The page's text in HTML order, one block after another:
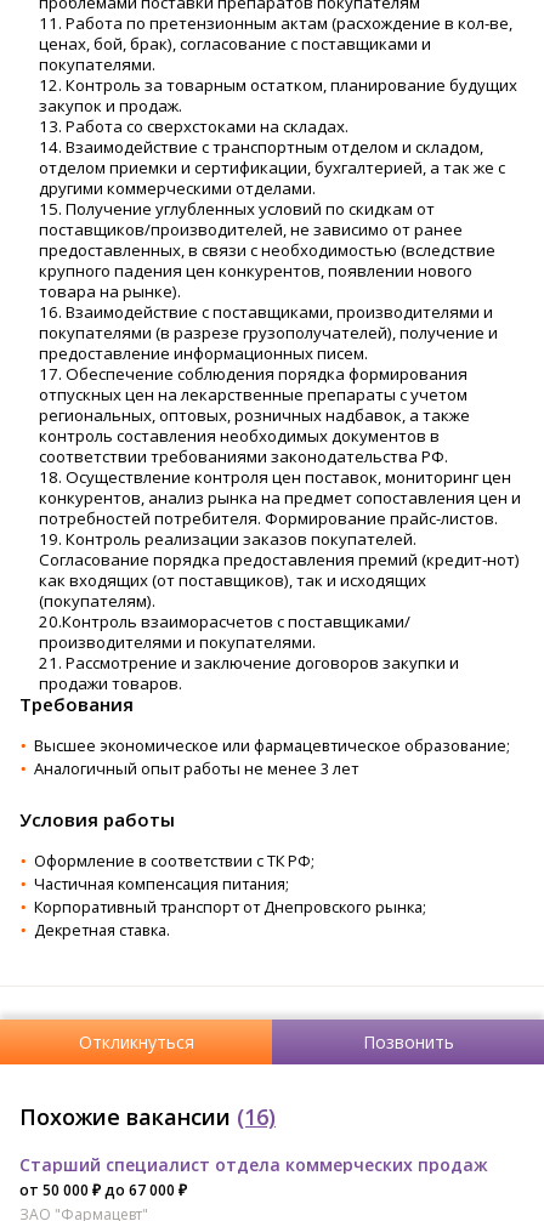
11. Работа по претензионным актам (расхождение в кол-ве,
ценах, бой, брак), согласование с поставщиками и
покупателями.
12. Контроль за товарным остатком, планирование будущих
закупок и продаж.
13. Работа со сверхстоками на складах.
14. Взаимодействие с транспортным отделом и складом,
отделом приемки и сертификации, бухгалтерией, а так же с
другими коммерческими отделами.
15. Получение углубленных условий по скидкам от
поставщиков/производителей, не зависимо от ранее
предоставленных, в связи с необходимостью (вследствие
крупного падения цен конкурентов, появлении нового
товара на рынке).
16. Взаимодействие с поставщиками, производителями и
покупателями (в разрезе грузополучателей), получение и
предоставление информационных писем.
17. Обеспечение соблюдения порядка формирования
отпускных цен на лекарственные препараты с учетом
региональных, оптовых, розничных надбавок, а также
контроль составления необходимых документов в
соответствии требованиями законодательства РФ.
18. Осуществление контроля цен поставок, мониторинг цен
конкурентов, анализ рынка на предмет сопоставления цен и
потребностей потребителя. Формирование прайс-листов.
19. Контроль реализации заказов покупателей.
Согласование порядка предоставления премий (кредит-нот)
как входящих (от поставщиков), так и исходящих
(покупателям).
20.Контроль взаиморасчетов с поставщиками/
производителями и покупателями.
21. Рассмотрение и заключение договоров закупки и
продажи товаров.
Требования
Высшее экономическое или фармацевтическое образование;
Аналогичный опыт работы не менее 3 лет
Условия работы
Оформление в соответствии с ТК РФ;
Частичная компенсация питания;
Корпоративный транспорт от Днепровского рынка;
Декретная ставка.
Откликнуться Позвонить
Похожие вакансии (16)
Старший специалист отдела коммерческих продаж
от 50 000 ₽ до 67 000 ₽
ЗАО "Фармацевт"